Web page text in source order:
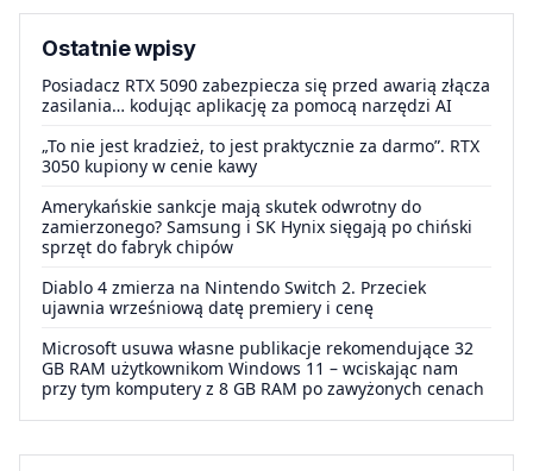
Ostatnie wpisy
Posiadacz RTX 5090 zabezpiecza się przed awarią złącza
zasilania… kodując aplikację za pomocą narzędzi AI
„To nie jest kradzież, to jest praktycznie za darmo”. RTX
3050 kupiony w cenie kawy
Amerykańskie sankcje mają skutek odwrotny do
zamierzonego? Samsung i SK Hynix sięgają po chiński
sprzęt do fabryk chipów
Diablo 4 zmierza na Nintendo Switch 2. Przeciek
ujawnia wrześniową datę premiery i cenę
Microsoft usuwa własne publikacje rekomendujące 32
GB RAM użytkownikom Windows 11 – wciskając nam
przy tym komputery z 8 GB RAM po zawyżonych cenach